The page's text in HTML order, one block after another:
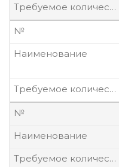
Требуемое количество, шт
№
Наименование
Требуемое количество, шт
№
Наименование
Требуемое количество, шт